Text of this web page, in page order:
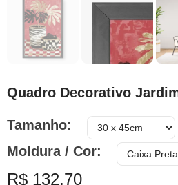
Quadro Decorativo
Tamanho
Moldura / Cor
R$ 132,70